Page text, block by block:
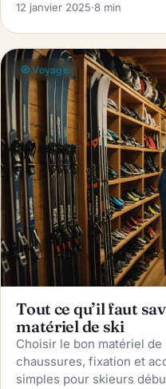
12 janvier 2025·8 min
🧭 Voyage
Tout ce qu’il faut
matériel de ski
Choisir le bon matériel
chaussures, fixation et
simples pour skieurs